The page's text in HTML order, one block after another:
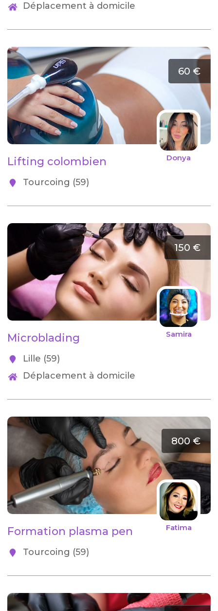
Déplacement à domicile
60 €
Donya
Lifting colombien
Tourcoing (59)
150 €
Samira
Microblading
Lille (59)
Déplacement à domicile
800 €
Fatima
Formation plasma pen
Tourcoing (59)